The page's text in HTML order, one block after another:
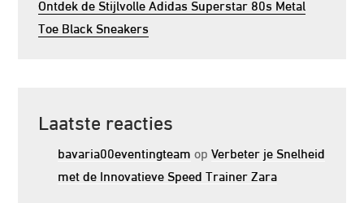
Ontdek de Stijlvolle Adidas Superstar 80s Metal
Toe Black Sneakers
Laatste reacties
bavaria00eventingteam opVerbeter je Snelheid
met de Innovatieve Speed Trainer Zara